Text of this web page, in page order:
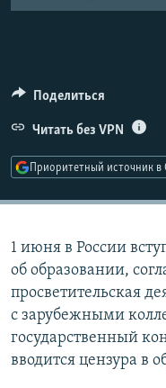
Поделиться
Читать без VPN
Приоритетный источник в
1 июня в России
об образовании,
просветительская
с зарубежными
государственный
вводится цензура в